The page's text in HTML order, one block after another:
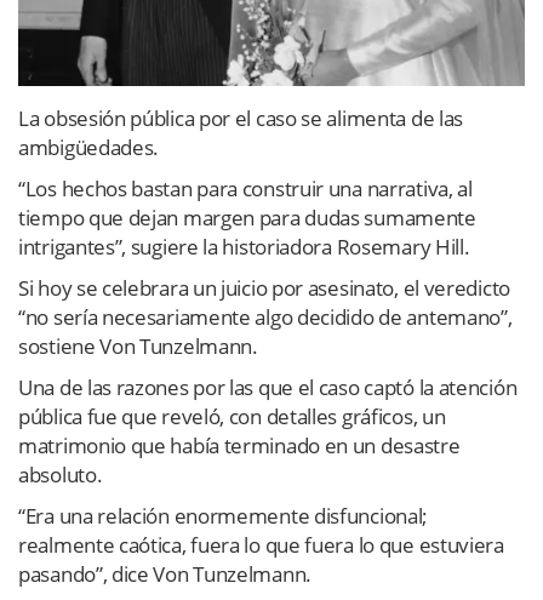
La obsesión pública por el caso se alimenta de las
ambigüedades.
“Los hechos bastan para construir una narrativa, al
tiempo que dejan margen para dudas sumamente
intrigantes”, sugiere la historiadora Rosemary Hill.
Si hoy se celebrara un juicio por asesinato, el veredicto
“no sería necesariamente algo decidido de antemano”,
sostiene Von Tunzelmann.
Una de las razones por las que el caso captó la atención
pública fue que reveló, con detalles gráficos, un
matrimonio que había terminado en un desastre
absoluto.
“Era una relación enormemente disfuncional;
realmente caótica, fuera lo que fuera lo que estuviera
pasando”, dice Von Tunzelmann.